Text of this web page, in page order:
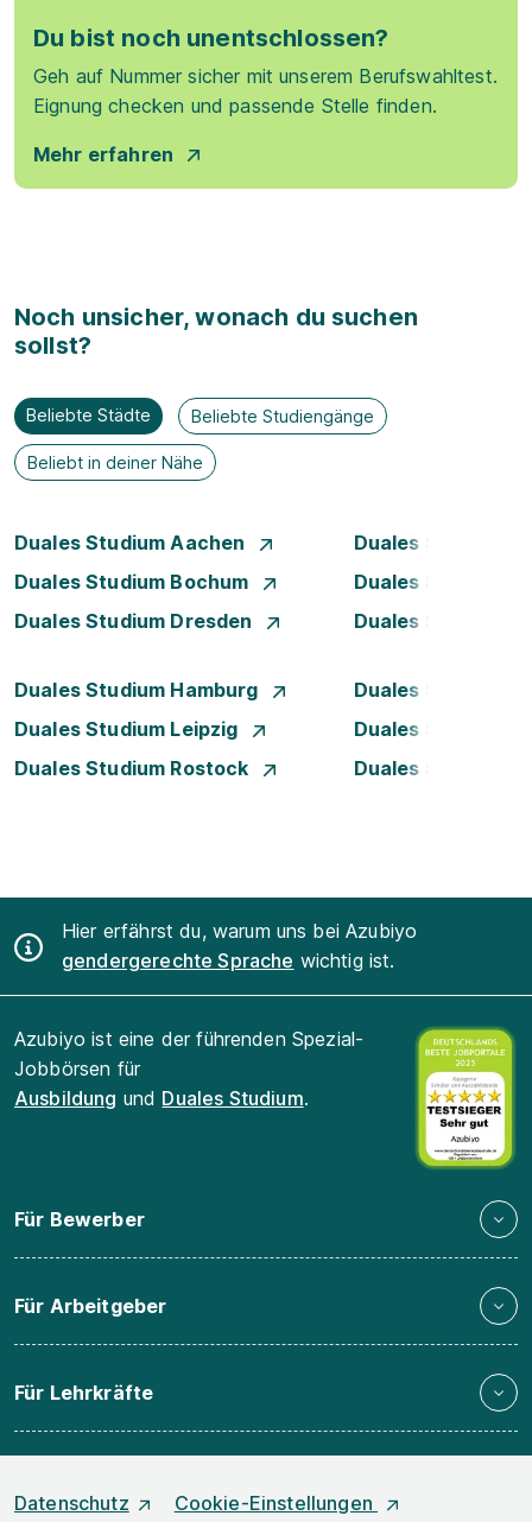
Du bist noch unentschlossen?
Geh auf Nummer sicher mit unserem Berufswahltest.
Eignung checken und passende Stelle finden.
Mehr erfahren
Noch unsicher, wonach du suchen
sollst?
Beliebte Städte Beliebte Studiengänge
Beliebt in deiner Nähe
Duales Studium Aachen
Duales Studium
Duales Studium Bochum
Duales Studium
Duales Studium Dresden
Duales Studium
Duales Studium Hamburg
Duales Studium
Duales Studium Leipzig
Duales Studium
Duales Studium Rostock
Duales Studium
Hier erfährst du, warum uns bei Azubiyo
gendergerechte Sprache wichtig ist.
Azubiyo ist eine der führenden Spezial-
Jobbörsen für
Ausbildung und Duales Studium.
Für Bewerber
Für Arbeitgeber
Für Lehrkräfte
Datenschutz Cookie-Einstellungen